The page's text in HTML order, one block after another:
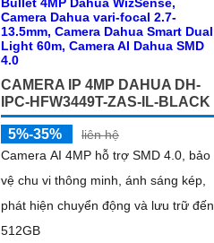
CAMERA IP 4MP DAHUA DH-
IPC-HFW3449T-ZAS-IL-BLACK
5%-35%
liên hệ
Camera AI 4MP hỗ trợ SMD 4.0, bảo
vệ chu vi thông minh, ánh sáng kép,
phát hiện chuyển động và lưu trữ đến
512GB